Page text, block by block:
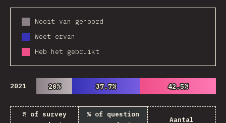
Nooit van gehoord
Weet ervan
Heb het gebruikt
2021 20%
20% 37.7%
37.7% 42.5%
42.5%
% of survey
% of question
Aantal